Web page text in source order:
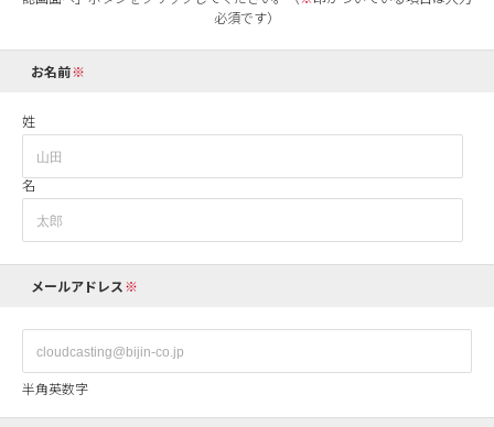
必須です）
お名前
姓
名
メールアドレス
半角英数字